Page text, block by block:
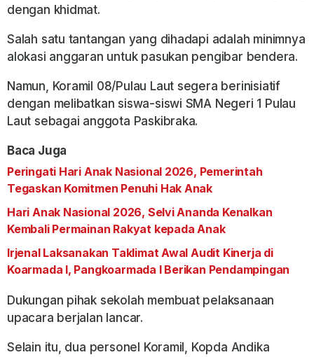
dengan khidmat.
Salah satu tantangan yang dihadapi adalah minimnya
alokasi anggaran untuk pasukan pengibar bendera.
Namun, Koramil 08/Pulau Laut segera berinisiatif
dengan melibatkan siswa-siswi SMA Negeri 1 Pulau
Laut sebagai anggota Paskibraka.
Baca Juga
Peringati Hari Anak Nasional 2026, Pemerintah
Tegaskan Komitmen Penuhi Hak Anak
Hari Anak Nasional 2026, Selvi Ananda Kenalkan
Kembali Permainan Rakyat kepada Anak
Irjenal Laksanakan Taklimat Awal Audit Kinerja di
Koarmada I, Pangkoarmada I Berikan Pendampingan
Dukungan pihak sekolah membuat pelaksanaan
upacara berjalan lancar.
Selain itu, dua personel Koramil, Kopda Andika